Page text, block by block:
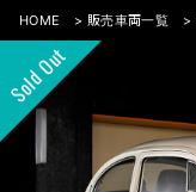
HOME > 販売車両一覧 >